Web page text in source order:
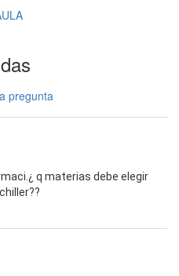
pregunta
q materias debe elegir